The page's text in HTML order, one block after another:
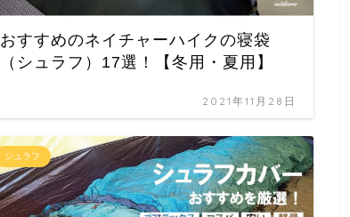
おすすめのネイチャーハイクの寝袋
（シュラフ）17選！【冬用・夏用】
2021年11月28日
シュラフ